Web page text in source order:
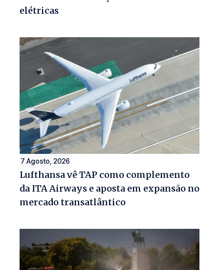
elétricas
7 Agosto, 2026
Lufthansa vê TAP como complemento
da ITA Airways e aposta em expansão no
mercado transatlântico